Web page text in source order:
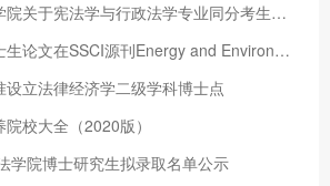
中国人民大学法学院关于宪法学与行政法学专业同分考生加试的通知
西交大法学院博士生论文在SSCI源刊Energy and Environment发表
立法律经济学二级学科博士点
校大全（2020版）
学院博士研究生拟录取名单公示